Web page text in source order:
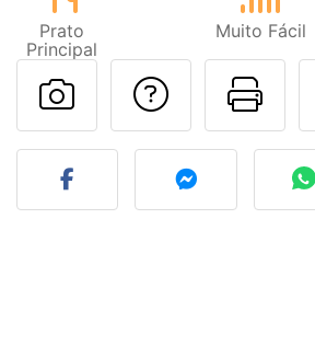
Prato
Principal
Muito Fácil
Falar
Fez esta